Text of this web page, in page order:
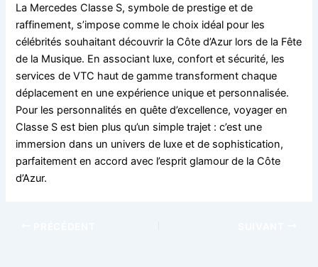
La Mercedes Classe S, symbole de prestige et de
raffinement, s’impose comme le choix idéal pour les
célébrités souhaitant découvrir la Côte d’Azur lors de la Fête
de la Musique. En associant luxe, confort et sécurité, les
services de VTC haut de gamme transforment chaque
déplacement en une expérience unique et personnalisée.
Pour les personnalités en quête d’excellence, voyager en
Classe S est bien plus qu’un simple trajet : c’est une
immersion dans un univers de luxe et de sophistication,
parfaitement en accord avec l’esprit glamour de la Côte
d’Azur.